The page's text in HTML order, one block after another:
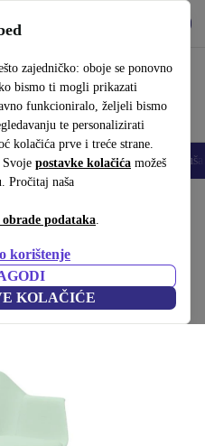
zajedničko: oboje se ponovno
bismo ti mogli prikazati
funkcioniralo, željeli bismo
te personalizirati
kolačića prve i treće strane.
Svoje postavke kolačića možeš
Pročitaj naša
podataka.
korištenje
KOLAČIĆE
Pametni satovi Dodaci
zeleno